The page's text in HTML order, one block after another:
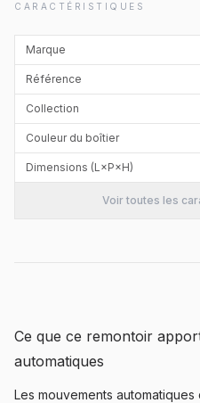
CARACTÉRISTIQUES
Marque
Référence
Collection
Couleur du boîtier
Dimensions (L×P×H)
Voir toutes les
Ce que ce remontoir
automatiques
Les mouvements